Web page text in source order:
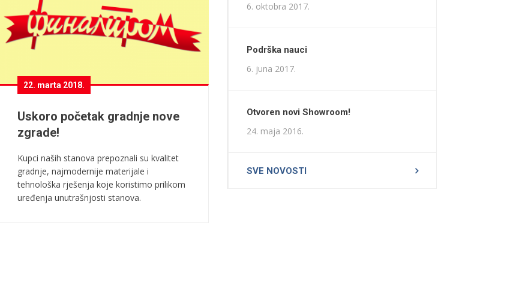
22. marta 2018.
Uskoro početak gradnje nove
zgrade!
Kupci naših stanova prepoznali su kvalitet
gradnje, najmodernije materijale i
tehnološka rješenja koje koristimo prilikom
uređenja unutrašnjosti stanova.
6. oktobra 2017.
Podrška nauci
6. juna 2017.
Otvoren novi Showroom!
24. maja 2016.
SVE NOVOSTI